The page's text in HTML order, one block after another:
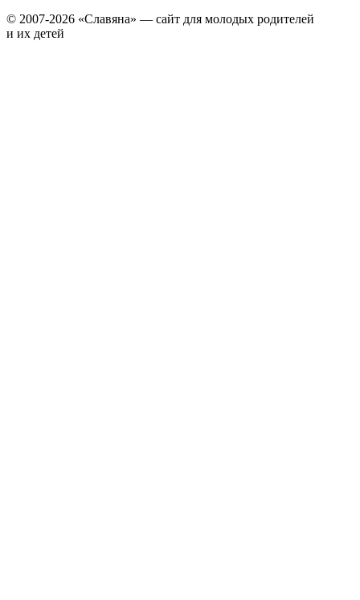
© 2007-2026 «Славяна» — сайт для молодых родителей
и их детей